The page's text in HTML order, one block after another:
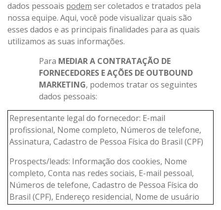
dados pessoais podem ser coletados e tratados pela
nossa equipe. Aqui, você pode visualizar quais são
esses dados e as principais finalidades para as quais
utilizamos as suas informações.
Para MEDIAR A CONTRATAÇÃO DE
FORNECEDORES E AÇÕES DE OUTBOUND
MARKETING, podemos tratar os seguintes
dados pessoais:
Representante legal do fornecedor: E-mail
profissional, Nome completo, Números de telefone,
Assinatura, Cadastro de Pessoa Física do Brasil (CPF)
Prospects/leads: Informação dos cookies, Nome
completo, Conta nas redes sociais, E-mail pessoal,
Números de telefone, Cadastro de Pessoa Física do
Brasil (CPF), Endereço residencial, Nome de usuário